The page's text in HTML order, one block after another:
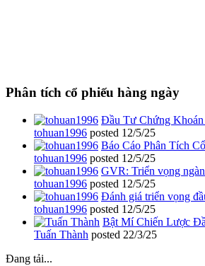
Phân tích cổ phiếu hàng ngày
Đầu Tư Chứng
tohuan1996 posted 12/5/25
Báo Cáo Phân Tích
tohuan1996 posted 12/5/25
GVR: Triển vọng
tohuan1996 posted 12/5/25
Đánh giá triển vọng
tohuan1996 posted 12/5/25
Bật Mí Chiến Lược
Tuấn Thành posted 22/3/25
Đang tải...